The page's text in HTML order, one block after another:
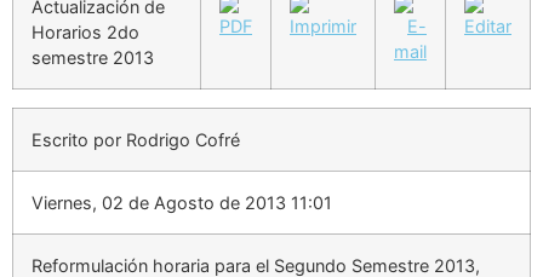
Actualización de
Horarios 2do
semestre 2013
Escrito por Rodrigo Cofré
Viernes, 02 de Agosto de 2013 11:01
Reformulación horaria para el Segundo Semestre 2013,